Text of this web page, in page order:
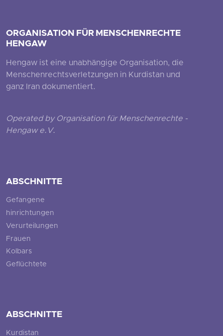
ORGANISATION FÜR MENSCHENRECHTE
HENGAW
Hengaw ist eine unabhängige Organisation, die
Menschenrechtsverletzungen in Kurdistan und
ganz Iran dokumentiert.
Operated by Organisation für Menschenrechte -
Hengaw e.V.
ABSCHNITTE
Gefangene
hinrichtungen
Verurteilungen
Frauen
Kolbars
Geflüchtete
ABSCHNITTE
Kurdistan